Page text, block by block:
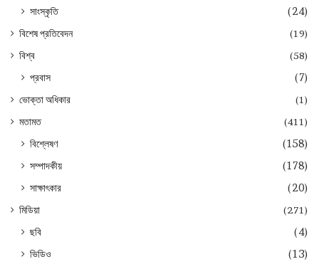
সাংস্কৃতি
(24)
বিশেষ প্রতিবেদন
(19)
বিশ্ব
(58)
প্রবাস (7)
ভোক্তা অধিকার
(1)
মতামত
(411)
বিশ্লেষণ
(158)
সম্পাদকীয়
(178)
সাক্ষাৎকার
(20)
মিডিয়া (271)
ছবি
(4)
ভিডিও
(13)